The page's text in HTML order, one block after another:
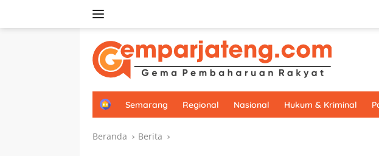
H
e
Semarang Regional Nasional Hukum & Kriminal
Beranda Berita